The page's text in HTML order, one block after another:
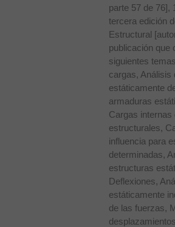
parte 57 de 76],
tercera edición
Estructural
publicación que
siguientes
cargas, Análisis
estáticamente
armaduras
Cargas
estructurales,
influencia para
determinadas,
estructuras
Deflexiones,
estáticamente
de las fuerzas,